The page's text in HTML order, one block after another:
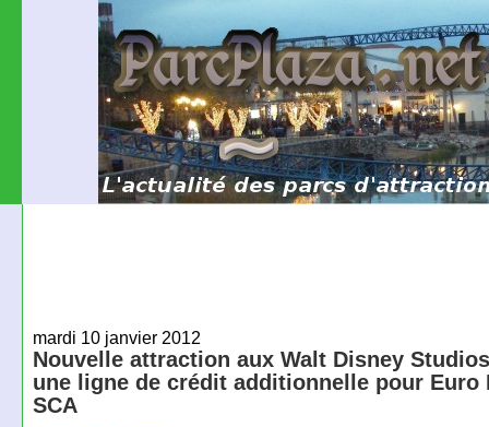
mardi 10 janvier 2012
Nouvelle attraction aux Walt Disney
une ligne de crédit additionnelle pour Euro
SCA